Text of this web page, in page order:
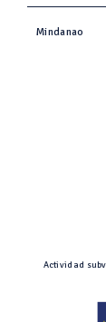
Mindanao
Actividad